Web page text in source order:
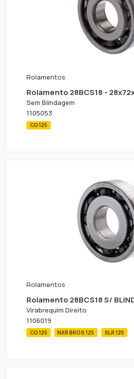
Rolamentos
Rolamento 28BCS18 -
Sem Blindagem
1105053
CG 125
Rolamentos
Rolamento 28BCS18 S/
Virabrequim Direito
1106019
CG 125 NXR BROS 125 XLR 125